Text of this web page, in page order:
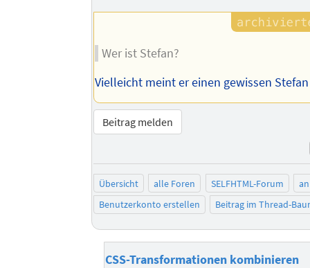
Autors
Wer ist Stefan?
Vielleicht meint er einen gewissen
Beitrag melden
Übersicht alle Foren SELFHTML-Forum
Benutzerkonto erstellen
Beitrag im Thread-
CSS-Transformationen kombinieren